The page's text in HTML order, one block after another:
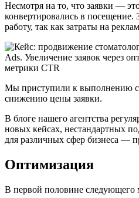
Несмотря на то, что заявки —
конвертировались в посещение.
работу, так как затраты на
Мы приступили к выполнению
снижению цены заявки.
В блоге нашего агентства
новых кейсах, нестандартных
для различных сфер бизнеса —
Оптимизация
В первой половине следующего